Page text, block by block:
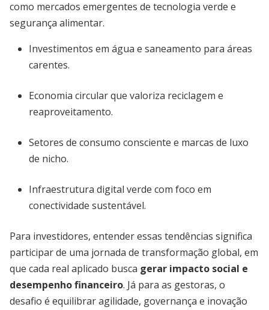
como mercados emergentes de tecnologia verde e
segurança alimentar.
Investimentos em água e saneamento para áreas
carentes.
Economia circular que valoriza reciclagem e
reaproveitamento.
Setores de consumo consciente e marcas de luxo
de nicho.
Infraestrutura digital verde com foco em
conectividade sustentável.
Para investidores, entender essas tendências significa
participar de uma jornada de transformação global, em
que cada real aplicado busca gerar impacto social e
desempenho financeiro. Já para as gestoras, o
desafio é equilibrar agilidade, governança e inovação